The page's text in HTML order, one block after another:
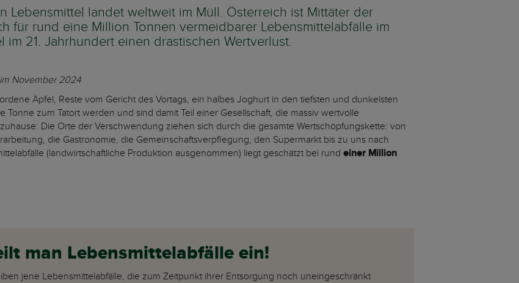
Lebensmittel landet weltweit im Müll. Österreich ist Mittäter der
für rund eine Million Tonnen vermeidbarer Lebensmittelabfälle im
im 21. Jahrhundert einen drastischen Wertverlust.
November 2024
Äpfel, Reste vom Gericht des Vortags, ein halbes Joghurt in den tiefsten und dunkelsten
Tonne zum Tatort werden und sind damit Teil einer Gesellschaft, die massiv wertvolle
Die Orte der Verschwendung ziehen sich durch die gesamte Wertschöpfungskette: von
die Gastronomie, die Gemeinschaftsverpflegung, den Supermarkt bis zu uns nach
(landwirtschaftliche Produktion ausgenommen) liegt geschätzt bei rund einer Million
man Lebensmittelabfälle ein!
jene Lebensmittelabfälle, die zum Zeitpunkt ihrer Entsorgung noch uneingeschränkt